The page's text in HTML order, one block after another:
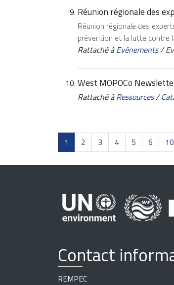
Réunion régionale des
Réunion régionale des
prévention et la lutte contre
Rattaché à Evènements/
West MOPOCo
Rattaché à Ressources/
1 2 3 4 5 6
Contact
REMPEC